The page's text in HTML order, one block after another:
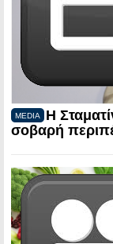
MEDIA
Η
σοβαρή